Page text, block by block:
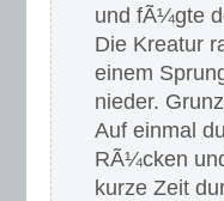
und fÃ¼gte
Die Kreatur
einem
nieder.
Auf einmal
RÃ¼cken
kurze Zeit